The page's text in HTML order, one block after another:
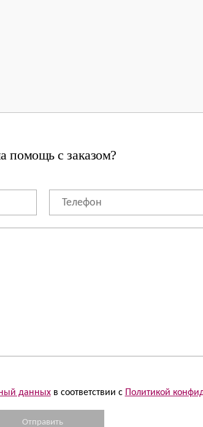
помощь с заказом?
данныхв соответствии с Политикой